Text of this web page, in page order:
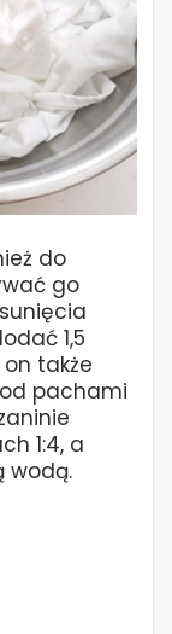
do
go
1,5
także
pachami
1:4, a
wodą.